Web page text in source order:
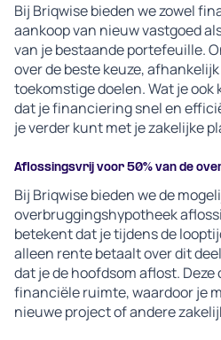
Bij Briqwise bieden we zowel
aankoop van nieuw vastgoed
van je bestaande portefeuille.
over de beste keuze,
toekomstige doelen. Wat je ook
dat je financiering snel en
je verder kunt met je zakelijke
Aflossingsvrij voor 50% van de
Bij Briqwise bieden we de
overbruggingshypotheek
betekent dat je tijdens de
alleen rente betaalt over dit
dat je de hoofdsom aflost.
financiële ruimte, waardoor je
nieuwe project of andere